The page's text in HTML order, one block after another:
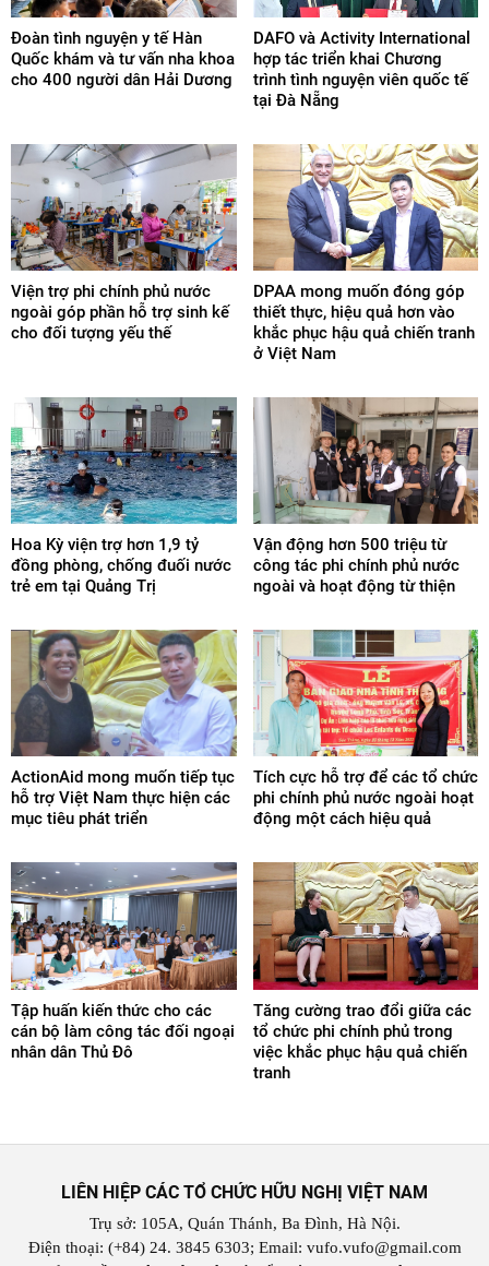
Đoàn tình nguyện y tế Hàn
Quốc khám và tư vấn nha khoa
cho 400 người dân Hải Dương
DAFO và Activity International
hợp tác triển khai Chương
trình tình nguyện viên quốc tế
tại Đà Nẵng
Viện trợ phi chính phủ nước
ngoài góp phần hỗ trợ sinh kế
cho đối tượng yếu thế
DPAA mong muốn đóng góp
thiết thực, hiệu quả hơn vào
khắc phục hậu quả chiến tranh
ở Việt Nam
Hoa Kỳ viện trợ hơn 1,9 tỷ
đồng phòng, chống đuối nước
trẻ em tại Quảng Trị
Vận động hơn 500 triệu từ
công tác phi chính phủ nước
ngoài và hoạt động từ thiện
ActionAid mong muốn tiếp tục
hỗ trợ Việt Nam thực hiện các
mục tiêu phát triển
Tích cực hỗ trợ để các tổ chức
phi chính phủ nước ngoài hoạt
động một cách hiệu quả
Tập huấn kiến thức cho các
cán bộ làm công tác đối ngoại
nhân dân Thủ Đô
Tăng cường trao đổi giữa các
tổ chức phi chính phủ trong
việc khắc phục hậu quả chiến
tranh
LIÊN HIỆP CÁC TỔ CHỨC HỮU NGHỊ VIỆT NAM
Trụ sở: 105A, Quán Thánh, Ba Đình, Hà Nội.
Điện thoại: (+84) 24. 3845 6303; Email: vufo.vufo@gmail.com